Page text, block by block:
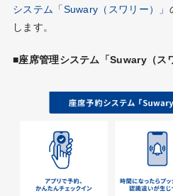
システム「Suwary（スワリー）」
します。
■座席管理システム「Suwary（ス